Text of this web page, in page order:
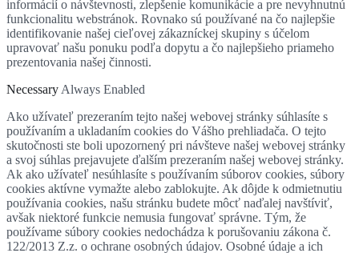
informácií o návštevnosti, zlepšenie komunikácie a pre nevyhnutnú
funkcionalitu webstránok. Rovnako sú používané na čo najlepšie
identifikovanie našej cieľovej zákazníckej skupiny s účelom
upravovať našu ponuku podľa dopytu a čo najlepšieho priameho
prezentovania našej činnosti.
Necessary Always Enabled
Ako užívateľ prezeraním tejto našej webovej stránky súhlasíte s
používaním a ukladaním cookies do Vášho prehliadača. O tejto
skutočnosti ste boli upozornený pri návšteve našej webovej stránky
a svoj súhlas prejavujete ďalším prezeraním našej webovej stránky.
Ak ako užívateľ nesúhlasíte s používaním súborov cookies, súbory
cookies aktívne vymažte alebo zablokujte. Ak dôjde k odmietnutiu
používania cookies, našu stránku budete môcť naďalej navštíviť,
avšak niektoré funkcie nemusia fungovať správne. Tým, že
používame súbory cookies nedochádza k porušovaniu zákona č.
122/2013 Z.z. o ochrane osobných údajov. Osobné údaje a ich